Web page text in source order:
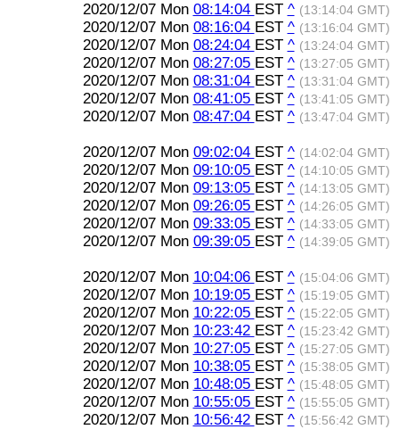
2020/12/07 Mon 08:14:04 EST ^ (13:14:04 GMT)
2020/12/07 Mon 08:16:04 EST ^ (13:16:04 GMT)
2020/12/07 Mon 08:24:04 EST ^ (13:24:04 GMT)
2020/12/07 Mon 08:27:05 EST ^ (13:27:05 GMT)
2020/12/07 Mon 08:31:04 EST ^ (13:31:04 GMT)
2020/12/07 Mon 08:41:05 EST ^ (13:41:05 GMT)
2020/12/07 Mon 08:47:04 EST ^ (13:47:04 GMT)
2020/12/07 Mon 09:02:04 EST ^ (14:02:04 GMT)
2020/12/07 Mon 09:10:05 EST ^ (14:10:05 GMT)
2020/12/07 Mon 09:13:05 EST ^ (14:13:05 GMT)
2020/12/07 Mon 09:26:05 EST ^ (14:26:05 GMT)
2020/12/07 Mon 09:33:05 EST ^ (14:33:05 GMT)
2020/12/07 Mon 09:39:05 EST ^ (14:39:05 GMT)
2020/12/07 Mon 10:04:06 EST ^ (15:04:06 GMT)
2020/12/07 Mon 10:19:05 EST ^ (15:19:05 GMT)
2020/12/07 Mon 10:22:05 EST ^ (15:22:05 GMT)
2020/12/07 Mon 10:23:42 EST ^ (15:23:42 GMT)
2020/12/07 Mon 10:27:05 EST ^ (15:27:05 GMT)
2020/12/07 Mon 10:38:05 EST ^ (15:38:05 GMT)
2020/12/07 Mon 10:48:05 EST ^ (15:48:05 GMT)
2020/12/07 Mon 10:55:05 EST ^ (15:55:05 GMT)
2020/12/07 Mon 10:56:42 EST ^ (15:56:42 GMT)